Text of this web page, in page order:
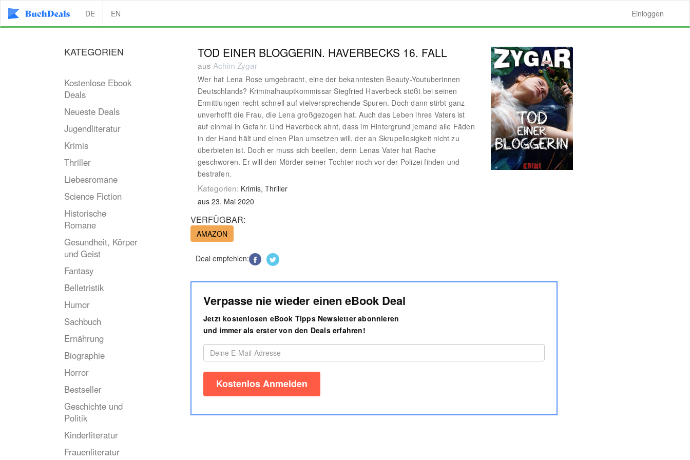
DE EN Einloggen
KATEGORIEN
Kostenlose Ebook
Deals
Neueste Deals
Jugendliteratur
Krimis
Thriller
Liebesromane
Science Fiction
Historische
Romane
Gesundheit, Körper
und Geist
Fantasy
Belletristik
Humor
Sachbuch
Ernährung
Biographie
Horror
Bestseller
Geschichte und
Politik
Kinderliteratur
Frauenliteratur
TOD EINER BLOGGERIN. HAVERBECKS 16. FALL
aus Achim Zygar
Wer hat Lena Rose umgebracht, eine der bekanntesten Beauty-Youtuberinnen
Deutschlands? Kriminalhauptkommissar Siegfried Haverbeck stößt bei seinen
Ermittlungen recht schnell auf vielversprechende Spuren. Doch dann stirbt ganz
unverhofft die Frau, die Lena großgezogen hat. Auch das Leben ihres Vaters ist
auf einmal in Gefahr. Und Haverbeck ahnt, dass im Hintergrund jemand alle Fäden
in der Hand hält und einen Plan umsetzen will, der an Skrupellosigkeit nicht zu
überbieten ist. Doch er muss sich beeilen, denn Lenas Vater hat Rache
geschworen. Er will den Mörder seiner Tochter noch vor der Polizei finden und
bestrafen.
Kategorien: Krimis, Thriller
aus 23. Mai 2020
VERFÜGBAR:
AMAZON
Deal empfehlen:
Verpasse nie wieder einen eBook Deal
Jetzt kostenlosen eBook Tipps Newsletter abonnieren
und immer als erster von den Deals erfahren!